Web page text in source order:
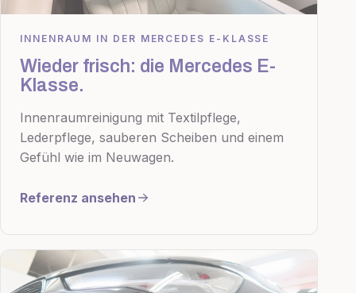
INNENRAUM IN DER MERCEDES E-KLASSE
Wieder frisch: die Mercedes E-
Klasse.
Innenraumreinigung mit Textilpflege,
Lederpflege, sauberen Scheiben und einem
Gefühl wie im Neuwagen.
Referenz ansehen